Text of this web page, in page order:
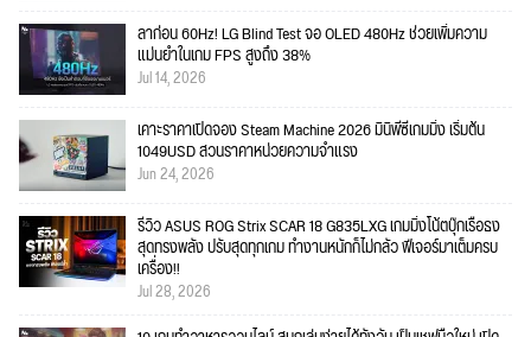
ลาก่อน 60Hz! LG Blind Test จอ OLED 480Hz ช่วยเพิ่มความ
แม่นยำในเกม FPS สูงถึง 38%
Jul 14, 2026
เคาะราคาเปิดจอง Steam Machine 2026 มินิพีซีเกมมิ่ง เริ่มต้น
1049USD สวนราคาหน่วยความจำแรง
Jun 24, 2026
รีวิว ASUS ROG Strix SCAR 18 G835LXG เกมมิ่งโน้ตบุ๊กเรือธง
สุดทรงพลัง ปรับสุดทุกเกม ทำงานหนักก็ไม่กลัว ฟีเจอร์มาเต็มครบ
เครื่อง!!
Jul 28, 2026